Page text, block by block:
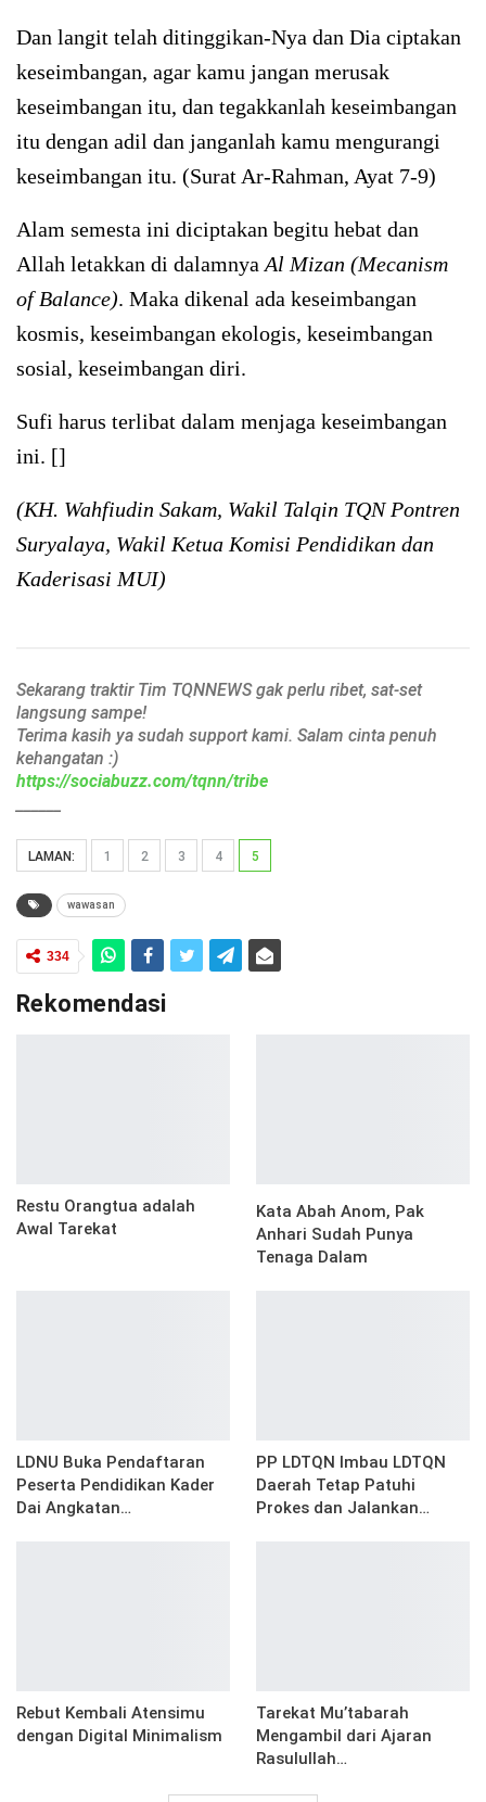
Dan langit telah ditinggikan-Nya dan Dia ciptakan
keseimbangan, agar kamu jangan merusak
keseimbangan itu, dan tegakkanlah keseimbangan
itu dengan adil dan janganlah kamu mengurangi
keseimbangan itu. (Surat Ar-Rahman, Ayat 7-9)
Alam semesta ini diciptakan begitu hebat dan
Allah letakkan di dalamnya Al Mizan (Mecanism
of Balance). Maka dikenal ada keseimbangan
kosmis, keseimbangan ekologis, keseimbangan
sosial, keseimbangan diri.
Sufi harus terlibat dalam menjaga keseimbangan
ini. []
(KH. Wahfiudin Sakam, Wakil Talqin TQN Pontren
Suryalaya, Wakil Ketua Komisi Pendidikan dan
Kaderisasi MUI)
Sekarang traktir Tim TQNNEWS gak perlu ribet, sat-set
langsung sampe!
Terima kasih ya sudah support kami. Salam cinta penuh
kehangatan :)
https://sociabuzz.com/tqnn/tribe
LAMAN: 1 2 3 4 5
wawasan
334
Rekomendasi
Restu Orangtua adalah
Awal Tarekat
Kata Abah Anom, Pak
Anhari Sudah Punya
Tenaga Dalam
LDNU Buka Pendaftaran
Peserta Pendidikan Kader
Dai Angkatan…
PP LDTQN Imbau LDTQN
Daerah Tetap Patuhi
Prokes dan Jalankan…
Rebut Kembali Atensimu
dengan Digital Minimalism
Tarekat Mu’tabarah
Mengambil dari Ajaran
Rasulullah…